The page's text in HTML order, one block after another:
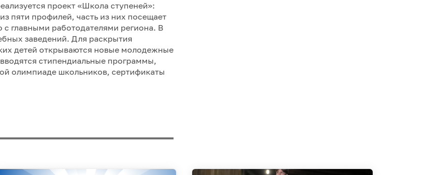
проект «Школа ступеней»:
пяти профилей, часть из них посещает
главными работодателями региона. В
заведений. Для раскрытия
детей открываются новые молодежные
стипендиальные программы,
олимпиаде школьников, сертификаты